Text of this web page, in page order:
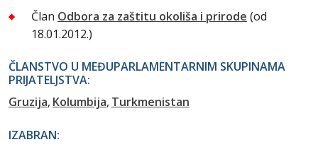
Član Odbora za zaštitu okoliša i prirode (od
18.01.2012.)
ČLANSTVO U MEĐUPARLAMENTARNIM SKUPINAMA
PRIJATELJSTVA:
Gruzija Kolumbija Turkmenistan
IZABRAN: